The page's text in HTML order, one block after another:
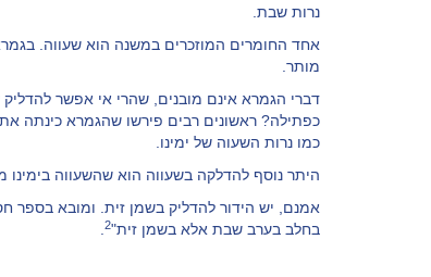
נרות שבת.
אחד החומרים המוזכרים במשנה הוא שעווה.
מותר.
דברי הגמרא אינם מובנים, שהרי אי אפשר
כפתילה? ראשונים רבים פירשו שהגמרא כינתה
כמו נרות השעוה של ימינו.
היתר נוסף להדלקה בשעווה הוא שהשעווה בימינו
אמנם, יש הידור להדליק בשמן זית. ומובא בספר
בחלב בערב שבת אלא בשמן זית"2